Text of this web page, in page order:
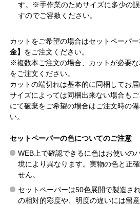
す。※手作業のためサイズに多少の
すのでご容赦ください。
カットをご希望の場合はセットペーパ
金】 をご注文ください。
※複数本ご注文の場合、カットが必要な
をご注文ください。
カットの端切れは基本的に同梱してお
サイズによっては同梱出来ない場合も
にて破棄をご希望の場合はご注文時の
い。
セットペーパーの色についてのご注意
WEB上で確認できるに色はお使いの
境により異なります。実物の色と正
せん。
セットペーパーは50色展開で製造さ
の相対的彩度や、明度の違いには留